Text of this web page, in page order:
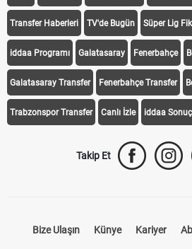
Transfer Haberleri TV'de Bugün Süper Lig
iddaa Programı Galatasaray Fenerbahçe
Galatasaray Transfer Fenerbahçe Transfer
Trabzonspor Transfer Canlı İzle iddaa
Takip Et
Bize Ulaşın Künye Kariyer